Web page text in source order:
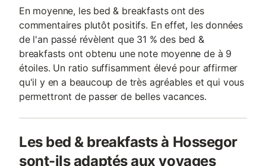
En moyenne, les bed & breakfasts ont des
commentaires plutôt positifs. En effet, les données
de l'an passé révèlent que 31 % des bed &
breakfasts ont obtenu une note moyenne de à 9
étoiles. Un ratio suffisamment élevé pour affirmer
qu'il y en a beaucoup de très agréables et qui vous
permettront de passer de belles vacances.
Les bed & breakfasts à Hossegor
sont-ils adaptés aux voyages